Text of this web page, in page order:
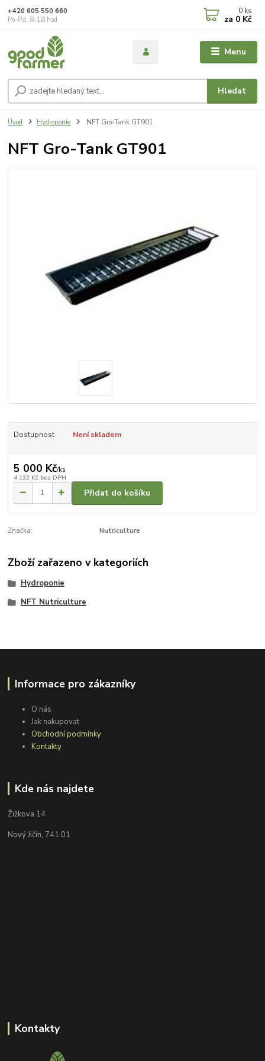
Menu
Hledat
+420 605 550 660
Po-Pá, 8-18 hod
0 ks
za 0 Kč
Úvod Hydroponie NFT Gro-Tank GT901
NFT Gro-Tank GT901
Dostupnost Není skladem
5 000 Kč/ks
4 132 Kč bez DPH
Přidat do košíku
Značka: Nutriculture
Zboží zařazeno v kategoriích
Hydroponie
NFT Nutriculture
Informace pro zákazníky
O nás
Jak nakupovat
Obchodní podmínky
Kontakty
Kde nás najdete
Žižkova 14
Nový Jičín, 741 01
Kontakty